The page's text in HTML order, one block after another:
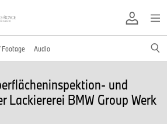
Footage Audio
und
Lackiererei BMW Group Werk